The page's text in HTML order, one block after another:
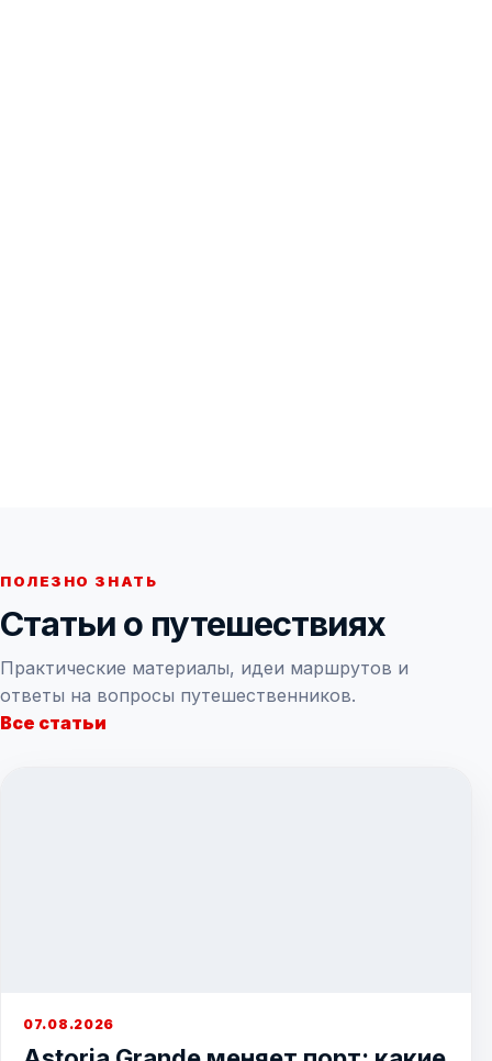
ПОЛЕЗНО ЗНАТЬ
Статьи о путешествиях
Практические материалы, идеи маршрутов и
ответы на вопросы путешественников.
Все статьи
07.08.2026